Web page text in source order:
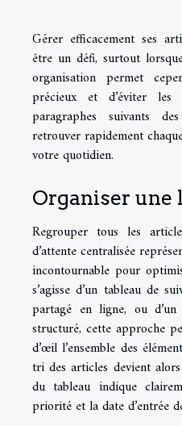
Gérer efficacement ses
être un défi, surtout
organisation permet
précieux et d’éviter les
paragraphes suivants
retrouver rapidement
votre quotidien.
Organiser une
Regrouper tous les
d’attente centralisée
incontournable pour
s’agisse d’un tableau de
partagé en ligne, ou
structuré, cette approche
d’œil l’ensemble des
tri des articles devient
du tableau indique
priorité et la date d’entrée